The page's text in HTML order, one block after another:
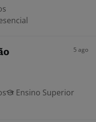
5 ago
Ensino Superior